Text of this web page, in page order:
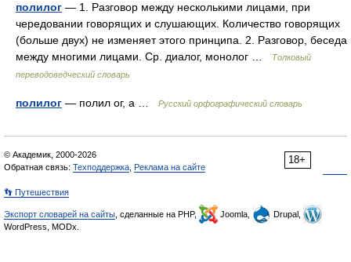
полилог — 1. Разговор между несколькими лицами, при
чередовании говорящих и слушающих. Количество говорящих
(больше двух) не изменяет этого принципа. 2. Разговор, беседа
между многими лицами. Ср. диалог, монолог …
Толковый
переводоведческий словарь
полилог — полил ог, а … Русский орфографический словарь
18+
© Академик, 2000-2026
Обратная связь: Техподдержка Реклама на сайте
👣 Путешествия
Экспорт словарей на сайты , сделанные на PHP, Joomla,
Drupal,
WordPress, MODx.